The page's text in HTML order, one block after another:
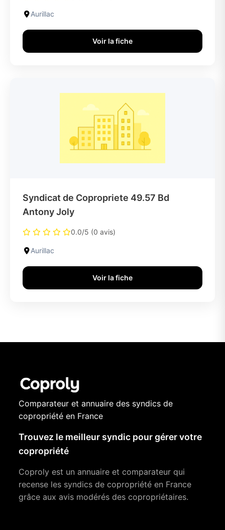
Aurillac
Voir la fiche
Syndicat de Copropriete 49.57 Bd
Antony Joly
0.0/5 (0 avis)
Aurillac
Voir la fiche
Comparateur et annuaire des syndics de
copropriété en France
Trouvez le meilleur syndic pour gérer votre
copropriété
Coproly est un annuaire et comparateur qui
recense les syndics de copropriété en France
grâce aux avis modérés des copropriétaires.